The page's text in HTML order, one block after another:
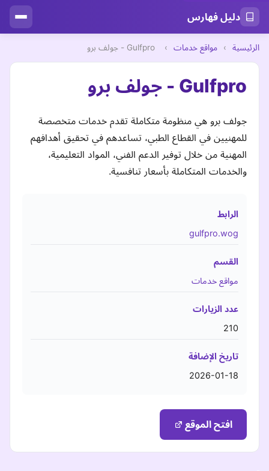
دليل فهارس
الرئيسية › مواقع خدمات › Gulfpro - جولف برو
Gulfpro - جولف برو
جولف برو هي منظومة متكاملة تقدم خدمات متخصصة
للمهنيين في القطاع الطبي، تساعدهم في تحقيق أهدافهم
المهنية من خلال توفير الدعم الفني، المواد التعليمية،
والخدمات المتكاملة بأسعار تنافسية.
الرابط
gulfpro.wog
القسم
مواقع خدمات
عدد الزيارات
210
تاريخ الإضافة
2026-01-18
افتح الموقع